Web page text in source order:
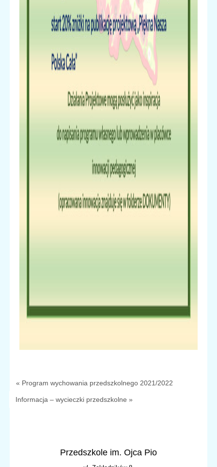
« Program wychowania przedszkolnego 2021/2022
Informacja – wycieczki przedszkolne »
Przedszkole im. Ojca Pio